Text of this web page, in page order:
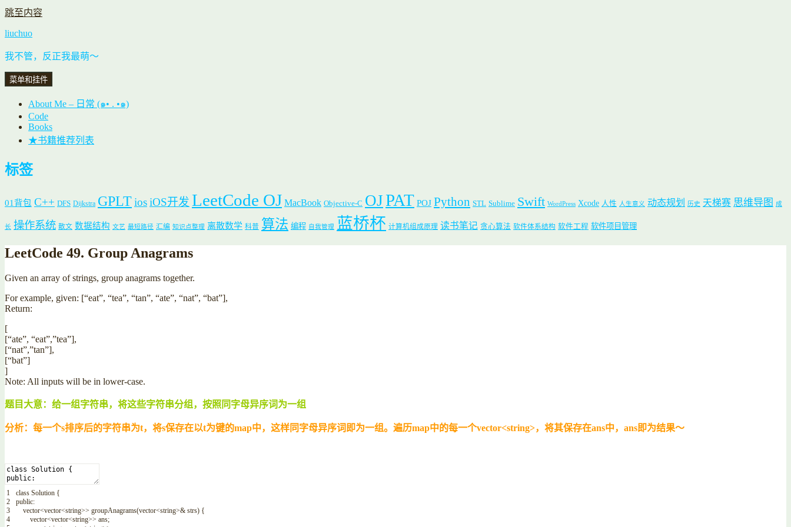
跳至内容
liuchuo
我不管，反正我最萌～
菜单和挂件
About Me – 日常 (๑• . •๑)
Code
Books
★书籍推荐列表
标签
01背包 C++ DFS Dijkstra GPLTiosiOS开发 LeetCode OJ MacBook Objective-C OJPAT POJ Python STL Sublime Swift WordPress Xcode 人性 人生意义 动态规划 历史 天梯赛 思维导图 成
长 操作系统 散文 数据结构 文艺 最短路径 汇编 知识点整理 离散数学 科普 算法 编程 自我管理 蓝桥杯 计算机组成原理 读书笔记 贪心算法 软件体系结构 软件工程 软件项目管理
LeetCode 49. Group Anagrams
Given an array of strings, group anagrams together.
For example, given: [“eat”, “tea”, “tan”, “ate”, “nat”, “bat”],
Return:
[
[“ate”, “eat”,”tea”],
[“nat”,”tan”],
[“bat”]
]
Note: All inputs will be in lower-case.
题目大意：给一组字符串，将这些字符串分组，按照同字母异序词为一组
分析：每一个s排序后的字符串为t，将s保存在以t为键的map中，这样同字母异序词即为一组。遍历map中的每一个vector<string>，将其保存在ans中，ans即为结果～
1
2
3
4
class Solution {
public:
vector<vector<string>> groupAnagrams(vector<string>& strs) {
vector<vector<string>> ans;